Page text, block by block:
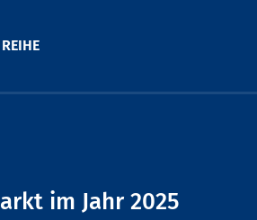
im Jahr 2025